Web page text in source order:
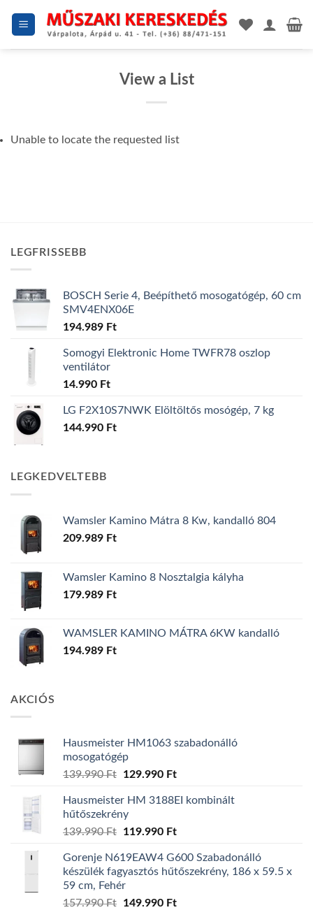
View a List
Unable to locate the requested list
LEGFRISSEBB
BOSCH Serie 4, Beépíthető mosogatógép, 60 cm
SMV4ENX06E
194.989 Ft
Somogyi Elektronic Home TWFR78 oszlop
ventilátor
14.990 Ft
LG F2X10S7NWK Elöltöltős mosógép, 7 kg
144.990 Ft
LEGKEDVELTEBB
Wamsler Kamino Mátra 8 Kw, kandalló 804
209.989 Ft
Wamsler Kamino 8 Nosztalgia kályha
179.989 Ft
WAMSLER KAMINO MÁTRA 6KW kandalló
194.989 Ft
AKCIÓS
Hausmeister HM1063 szabadonálló
mosogatógép
139.990Ft
Original
was:
139.990 Ft.
129.990 FtCurrent
is:
Hausmeister HM 3188EI kombinált
hűtőszekrény
139.990Ft
Original
was:
139.990 Ft.
119.990 FtCurrent
is:
119.990 Ft.
Gorenje N619EAW4 G600 Szabadonálló
készülék fagyasztós hűtőszekrény, 186 x 59.5 x
59 cm, Fehér
157.990Ft
Original
149.990 FtCurrent